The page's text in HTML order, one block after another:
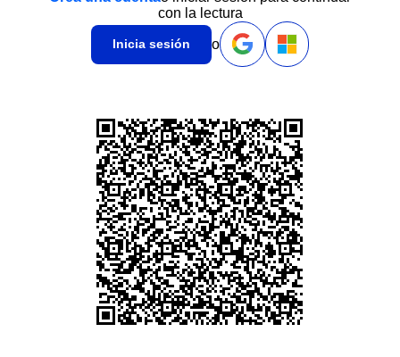
con la lectura
Inicia sesión o